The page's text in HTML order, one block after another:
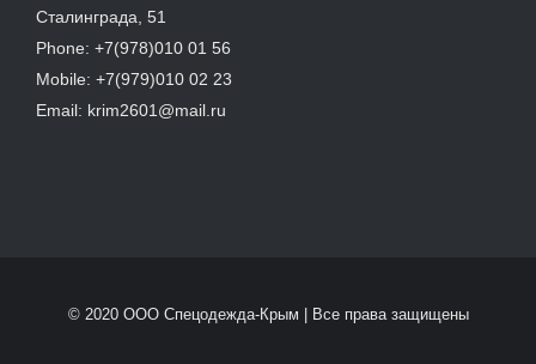
Сталинграда, 51
Phone: +7(978)010 01 56
Mobile: +7(979)010 02 23
Email: krim2601@mail.ru
© 2020 ООО Спецодежда-Крым | Все права защищены